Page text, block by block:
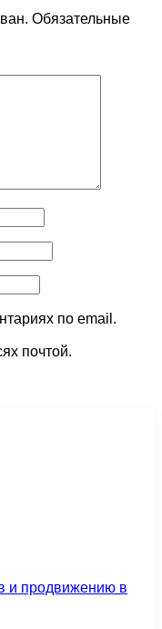
Обязательные
по email.
почтой.
и продвижению в